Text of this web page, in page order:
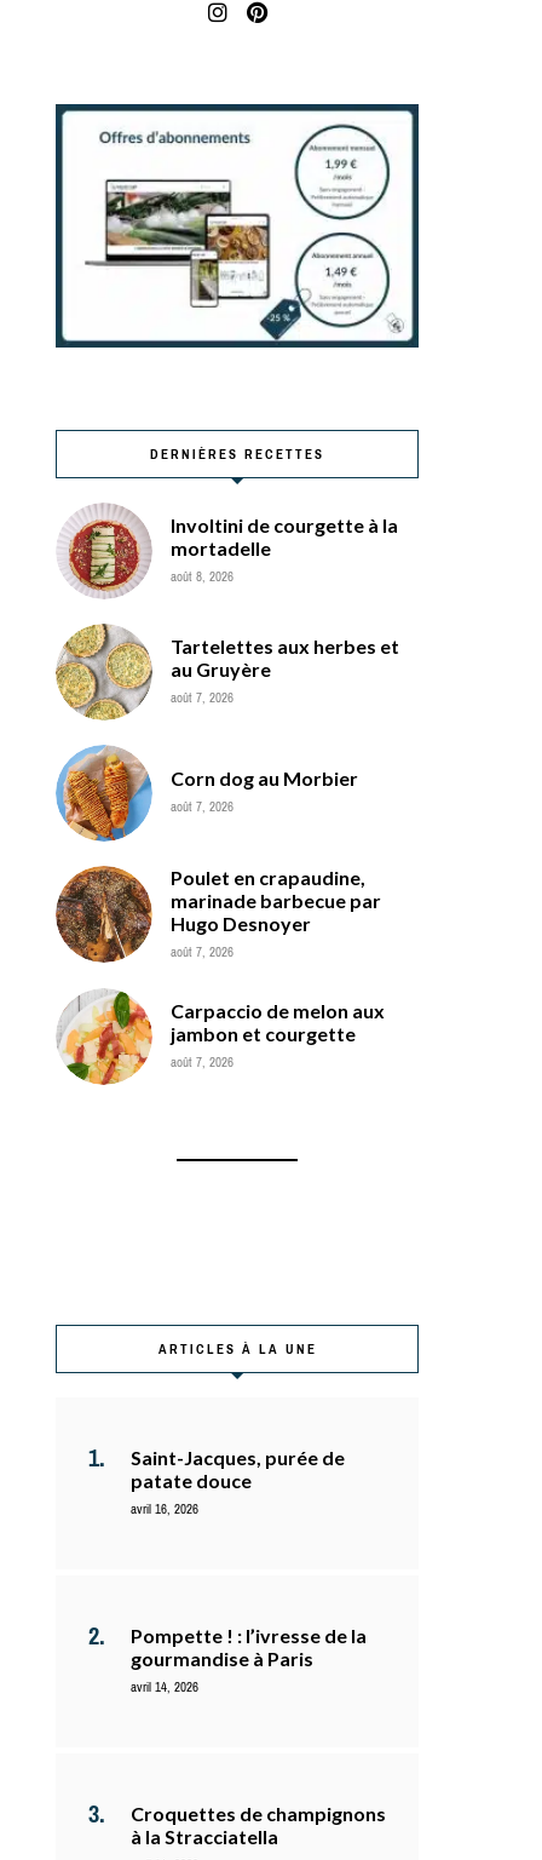
DERNIÈRES RECETTES
Involtini de courgette à la
mortadelle
août 8, 2026
Tartelettes aux herbes et
au Gruyère
août 7, 2026
Corn dog au Morbier
août 7, 2026
Poulet en crapaudine,
marinade barbecue par
Hugo Desnoyer
août 7, 2026
Carpaccio de melon aux
jambon et courgette
août 7, 2026
ARTICLES À LA UNE
Saint-Jacques, purée de
patate douce
avril 16, 2026
Pompette ! : l’ivresse de la
gourmandise à Paris
avril 14, 2026
Croquettes de champignons
à la Stracciatella